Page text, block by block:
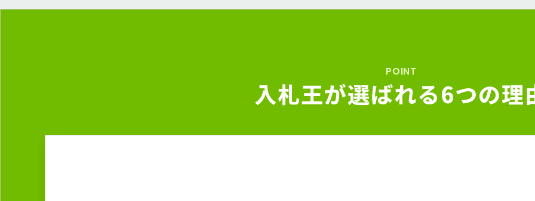
POINT
入札王が選ばれる6つの理